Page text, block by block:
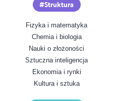
Struktura
Fizyka i matematyka
Chemia i biologia
Nauki o złożoności
Sztuczna inteligencja
Ekonomia i rynki
Kultura i sztuka